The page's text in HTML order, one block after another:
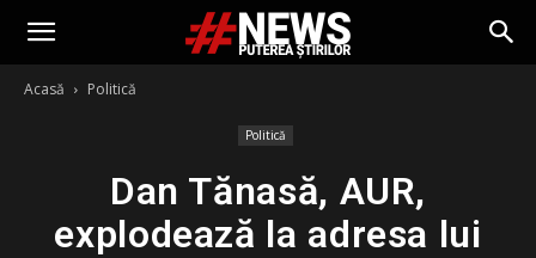
Acasă Politică
Politică
Dan Tănasă, AUR,
explodează la adresa lui